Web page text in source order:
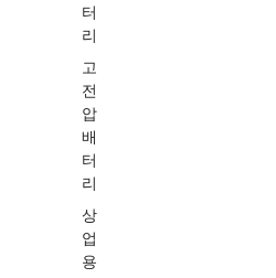
터
리
고
전
압
배
터
리
상
업
용